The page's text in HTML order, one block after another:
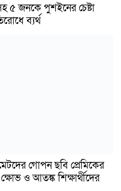
৫ জনকে পুশইনের চেষ্টা
ব্যর্থ
গোপন ছবি প্রেমিকের
ও আতঙ্ক শিক্ষার্থীদের